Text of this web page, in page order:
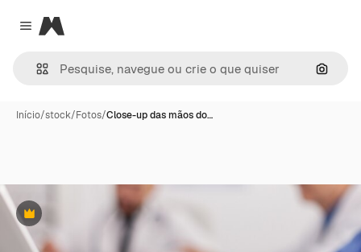
Close menu
Magnific
Início/stock/Fotos/Close-up das mãos do…
Premium